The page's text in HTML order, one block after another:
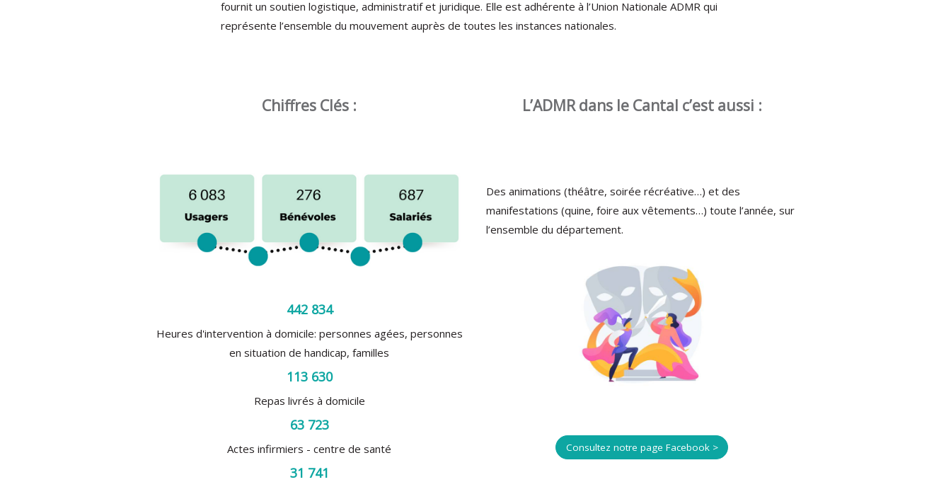
fournit un soutien logistique, administratif et juridique. Elle est adhérente à l’Union Nationale ADMR qui
représente l’ensemble du mouvement auprès de toutes les instances nationales.
Chiffres Clés :
442 834
Heures d'intervention à domicile: personnes agées, personnes
en situation de handicap, familles
113 630
Repas livrés à domicile
63 723
Actes infirmiers - centre de santé
31 741
L’ADMR dans le Cantal c’est aussi :
Des animations (théâtre, soirée récréative…) et des
manifestations (quine, foire aux vêtements…) toute l’année, sur
l’ensemble du département.
Consultez notre page Facebook >